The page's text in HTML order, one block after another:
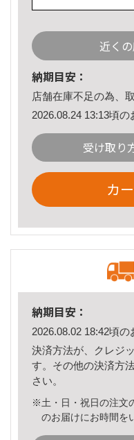
近く
納期目安：
店舗在庫不足の為、
2026.08.24 13:13頃の
受け取り
カ
納期目安：
2026.08.02 18:42頃の
決済方法が、クレジ
す。その他の決済方
さい。
※土・日・祝日の注文
のお届けにお時間を